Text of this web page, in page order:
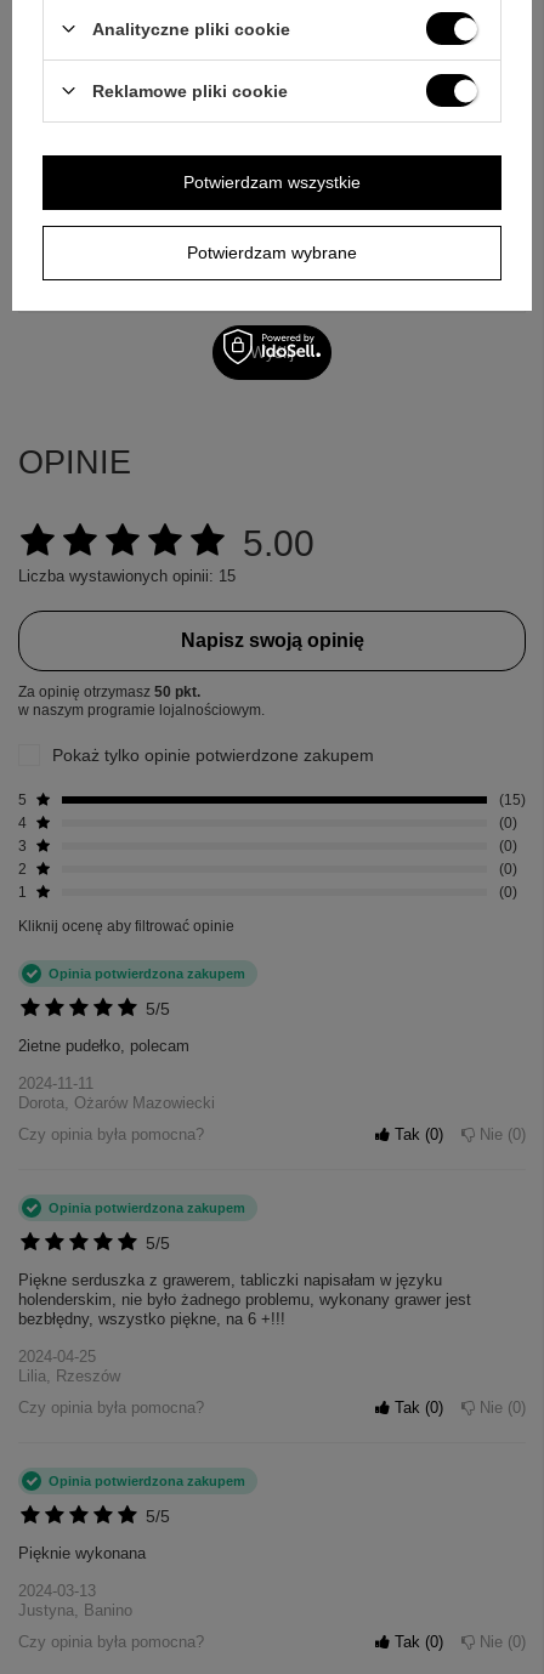
Zobacz więcej
swoje pytanie odnośnie tego produktu. Postaramy się odpowiedzieć tak
szybko jak tylko będzie to możliwe.Dane są przetwarzane zgodnie z
E-mail
Wyślij
OPINIE
5.00
Liczba wystawionych opinii: 15
Napisz swoją opinię
Za opinię otrzymasz 50 pkt.
w naszym programie lojalnościowym.
Pokaż tylko opinie potwierdzone zakupem
5
15
4
0
3
0
2
0
1
0
Kliknij ocenę aby filtrować opinie
5/5
Opinia potwierdzona zakupem
2ietne pudełko, polecam
2024-11-11
Dorota, Ożarów Mazowiecki
Czy opinia była pomocna?
Tak 0 Nie 0
5/5
Opinia potwierdzona zakupem
Piękne serduszka z grawerem, tabliczki napisałam w języku
holenderskim, nie było żadnego problemu, wykonany grawer jest
bezbłędny, wszystko piękne, na 6 +!!!
2024-04-25
Lilia, Rzeszów
Czy opinia była pomocna?
Tak 0 Nie 0
5/5
Opinia potwierdzona zakupem
Pięknie wykonana
2024-03-13
Justyna, Banino
Czy opinia była pomocna?
Tak 0 Nie 0
Analityczne pliki cookie
Reklamowe pliki cookie
Potwierdzam wybrane
Potwierdzam wszystkie